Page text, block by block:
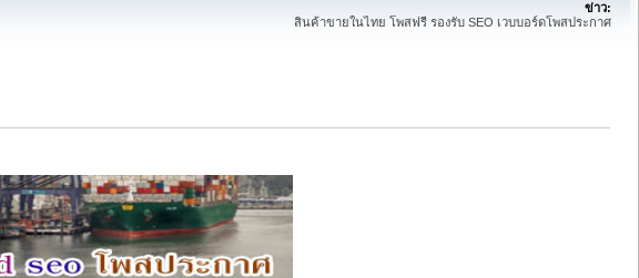
ข่าว:
สินค้าขายในไทย โพสฟรี รองรับ SEO เวบบอร์ดโพสประกาศ